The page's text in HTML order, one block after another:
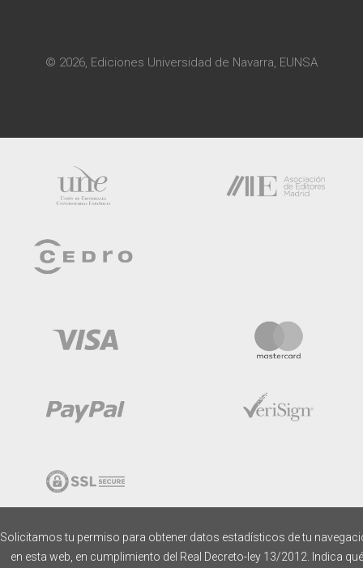
© 2026, Ediciones Universidad de Navarra, EUNSA
Solicitamos tu permiso para obtener datos estadísticos de tu
en esta web, en cumplimiento del Real Decreto-ley 13/2012. Indica qué